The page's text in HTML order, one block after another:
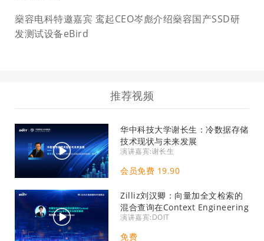
燊容电科特邀嘉宾 鸾起CEO岑彪介绍燊容国产SSD研
发测试设备eBird
推荐视频
华中科技大学谢长生：冷数据存储
技术现状与未来发展
演讲嘉宾:谢长生
会员免费 19.90
Zilliz刘汉卿：向量加全文检索的
混合查询在Context Engineering
中的调优与典型案例
演讲嘉宾:DOIT
免费